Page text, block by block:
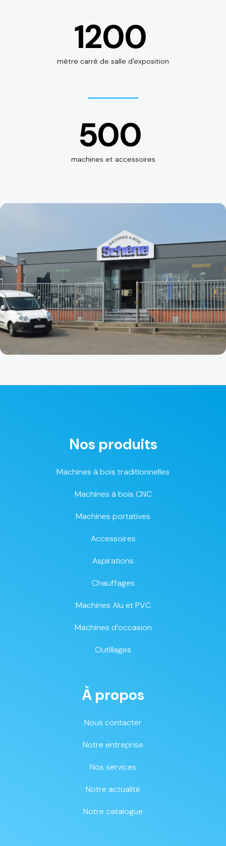
1200
mètre carré de salle d'exposition
500
machines et accessoires
Nos produits
Machines à bois traditionnelles
Machines à bois CNC
Machines portatives
Accessoires
Aspirations
Chauffages
Machines Alu et PVC
Machines d’occasion
Outillages
À propos
Nous contacter
Notre entreprise
Nos services
Notre actualité
Notre catalogue